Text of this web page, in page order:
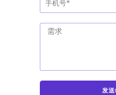
发送